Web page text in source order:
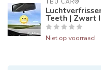
TBU CAR®
Teeth | Zwart
Niet op voorraad